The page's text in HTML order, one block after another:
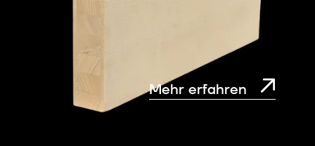
Mehr erfahren